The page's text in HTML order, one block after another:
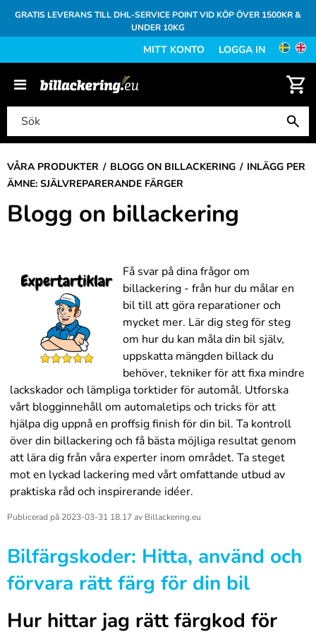
GRATIS LEVERANS TILL DHL-SERVICE POINT VID KÖP ÖVER 1500KR &
UNDER 10KG
MITT KONTO LOGGA IN
VÅRA PRODUKTER BLOGG ON BILLACKERING
INLÄGG PER
ÄMNE: SJÄLVREPARERANDE FÄRGER
Blogg on billackering
Få svar på dina frågor om
billackering - från hur du målar en
bil till att göra reparationer och
mycket mer. Lär dig steg för steg
om hur du kan måla din bil själv,
uppskatta mängden billack du
behöver, tekniker för att fixa mindre
lackskador och lämpliga torktider för automål. Utforska
vårt blogginnehåll om automaletips och tricks för att
hjälpa dig uppnå en proffsig finish för din bil. Ta kontroll
över din billackering och få bästa möjliga resultat genom
att lära dig från våra experter inom området. Ta steget
mot en lyckad lackering med vårt omfattande utbud av
praktiska råd och inspirerande idéer.
Publicerad på 2023-03-31 18.17av Billackering.eu
Bilfärgskoder: Hitta, använd och
förvara rätt färg för din bil
Hur hittar jag rätt färgkod för